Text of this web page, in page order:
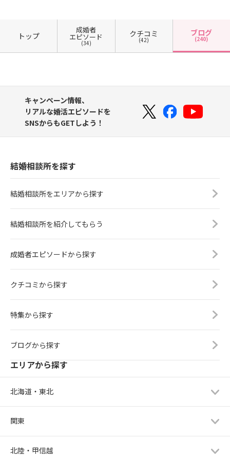
トップ
成婚者
エピソード
(34)
クチコミ
(42)
ブログ
(240)
キャンペーン情報、
リアルな婚活エピソードを
SNSからもGETしよう！
結婚相談所を探す
結婚相談所をエリアから探す
結婚相談所を紹介してもらう
成婚者エピソードから探す
クチコミから探す
特集から探す
ブログから探す
エリアから探す
北海道・東北
関東
北陸・甲信越